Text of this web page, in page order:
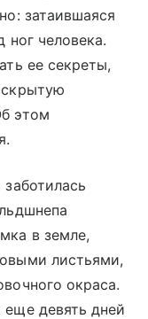
затаившаяся
ног человека.
ее секреты,
скрытую
этом
в земле,
листьями,
окраса.
девять дней